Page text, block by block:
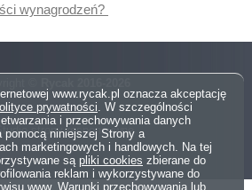
wynagrodzeń?
strony responsywne
www.rycak.pl oznacza akceptację
prywatności. W szczególności
i przechowywania danych
pomocą niniejszej Strony a
marketingowych i handlowych. Na tej
są pliki cookies zbierane do
reklam i wykorzystywane do
www. Warunki przechowywania lub